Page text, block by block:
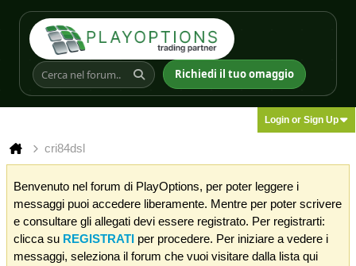
Richiedi il tuo omaggio
Login or Sign Up
cri84dsl
Benvenuto nel forum di PlayOptions, per poter leggere i
messaggi puoi accedere liberamente. Mentre per poter scrivere
e consultare gli allegati devi essere registrato. Per registrarti:
clicca su REGISTRATI per procedere. Per iniziare a vedere i
messaggi, seleziona il forum che vuoi visitare dalla lista qui